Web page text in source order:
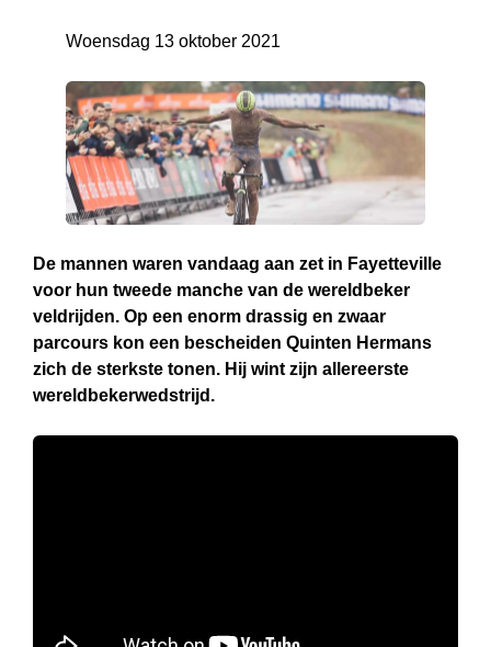
Woensdag 13 oktober 2021
De mannen waren vandaag aan zet in Fayetteville
voor hun tweede manche van de wereldbeker
veldrijden. Op een enorm drassig en zwaar
parcours kon een bescheiden Quinten Hermans
zich de sterkste tonen. Hij wint zijn allereerste
wereldbekerwedstrijd.